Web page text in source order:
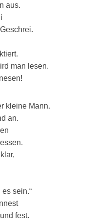
aus.
man lesen.
kleine Mann.
an.
sein.“
fest.